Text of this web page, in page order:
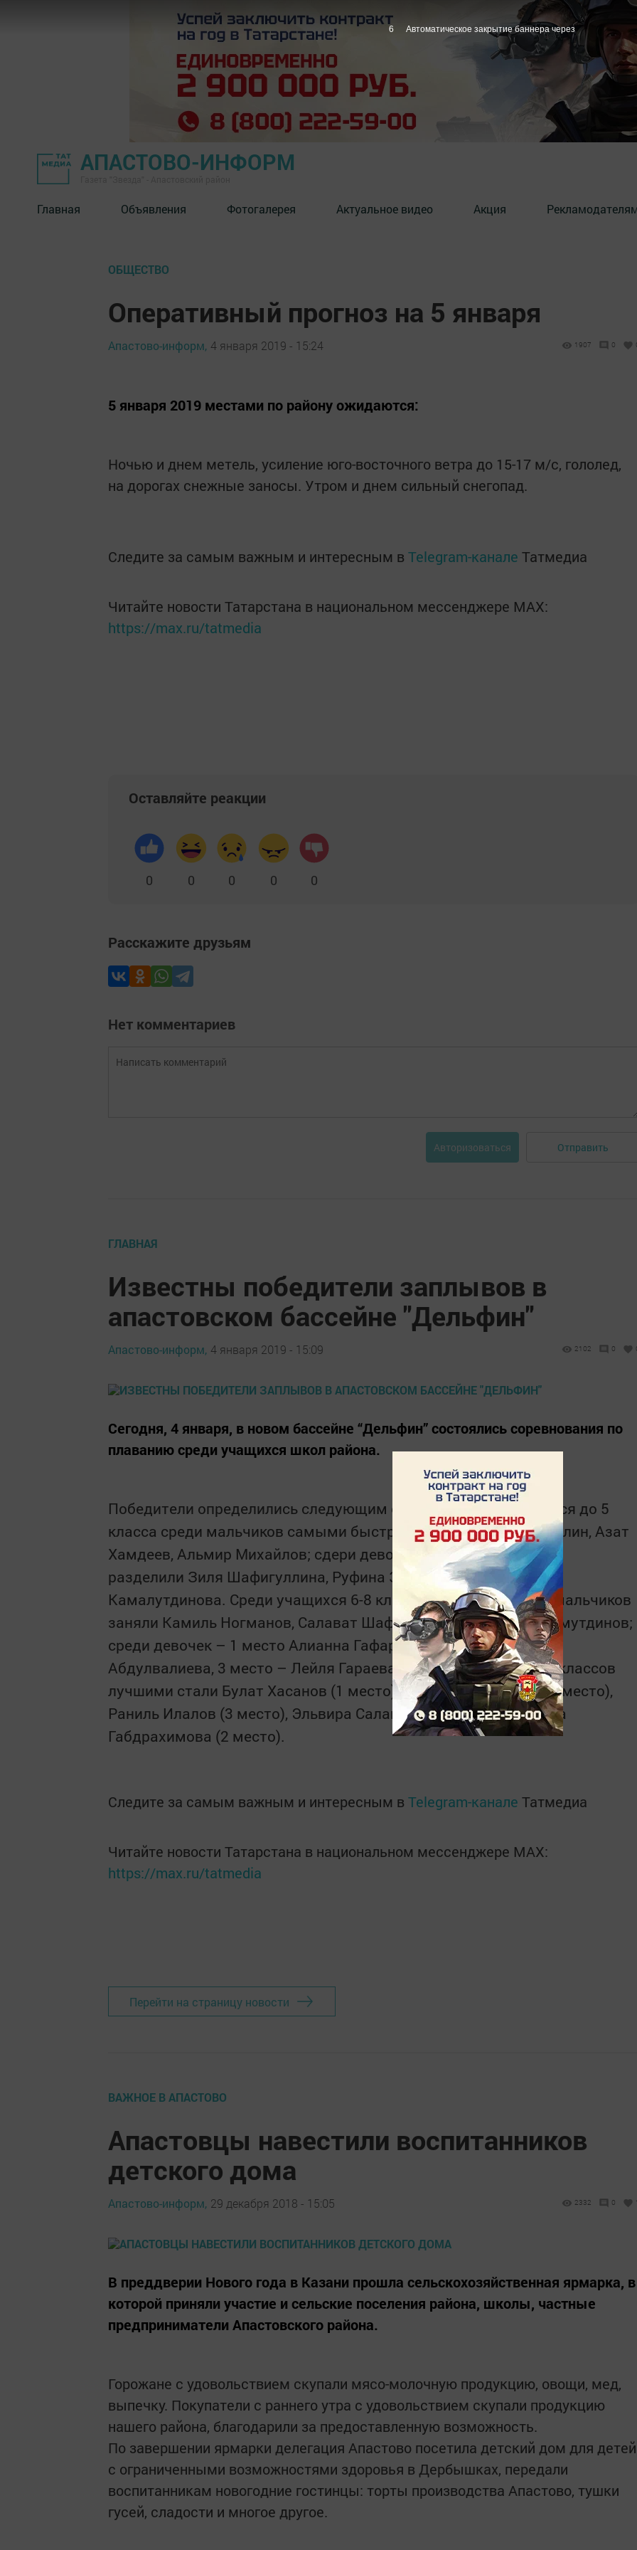
АПАСТОВО-ИНФОРМ
Главная Объявления Фотогалерея Актуальное видео Акция
ОБЩЕСТВО
Оперативный прогноз на 5 января
Апастово-информ, 4 января 2019 - 15:24 1907 0
5 января 2019 местами по району ожидаются:
Ночью и днем метель, усиление юго-восточного ветра до 15-17 м/с, гололед,
на дорогах снежные заносы. Утром и днем сильный снегопад.
Следите за самым важным и интересным в Telegram-канале Татмедиа
Читайте новости Татарстана в национальном мессенджере MАХ:
https://max.ru/tatmedia
Оставляйте реакции
0 0 0 0 0
Расскажите друзьям
Нет комментариев
Авторизоваться Отправить
ГЛАВНАЯ
Известны победители заплывов в
апастовском бассейне "Дельфин"
Апастово-информ, 4 января 2019 - 15:09 2102 0
Сегодня, 4 января, в новом бассейне “Дельфин” состоялись соревнования по
плаванию среди учащихся школ района.
Победители определились следующим образом: среди учащихся до 5
класса среди мальчиков самыми быстрыми стали Раян Гайнуллин, Азат
Хамдеев, Альмир Михайлов; сдери девочек 1-3 призовые места
разделили Зиля Шафигуллина, Руфина Зайнуллина, Эльвина
Камалутдинова. Среди учащихся 6-8 классов 1-3 места среди мальчиков
заняли Камиль Ногманов, Салават Шафигуллин, Ильтазар Имамутдинов;
среди девочек – 1 место Алианна Гафарова, 2 место – Энже
Абдулвалиева, 3 место – Лейля Гараева. Среди учащихся 9-11 классов
лучшими стали Булат Хасанов (1 место), Азат Салахутдинов (2 место),
Раниль Илалов (3 место), Эльвира Салаватова (1 место), Венера
Габдрахимова (2 место).
Следите за самым важным и интересным в Telegram-канале Татмедиа
Читайте новости Татарстана в национальном мессенджере MАХ:
https://max.ru/tatmedia
Перейти на страницу новости
ВАЖНОЕ В АПАСТОВО
Апастовцы навестили воспитанников
детского дома
Апастово-информ, 29 декабря 2018 - 15:05 2332 0
В преддверии Нового года в Казани прошла сельскохозяйственная ярмарка, в
которой приняли участие и сельские поселения района, школы, частные
предприниматели Апастовского района.
Горожане с удовольствием скупали мясо-молочную продукцию, овощи, мед,
выпечку. Покупатели с раннего утра с удовольствием скупали продукцию
нашего района, благодарили за предоставленную возможность.
По завершении ярмарки делегация Апастово посетила детский дом для детей
с ограниченными возможностями здоровья в Дербышках, передали
воспитанникам новогодние гостинцы: торты производства Апастово, тушки
гусей, сладости и многое другое.
5 Автоматическое закрытие баннера через